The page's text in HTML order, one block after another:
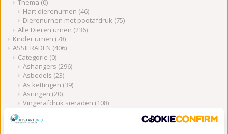
Thema (0)
Hart dierenurnen (46)
Dierenurnen met pootafdruk (75)
Alle Dieren urnen (236)
Kinder urnen (78)
ASSIERADEN (406)
Categorie (0)
Ashangers (296)
Asbedels (23)
As kettingen (39)
Asringen (20)
Vingerafdruk sieraden (108)
Materiaal
Ashanger zilver(143)